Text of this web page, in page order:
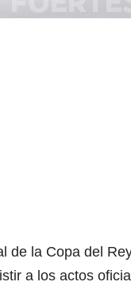
de la Copa del
a los actos